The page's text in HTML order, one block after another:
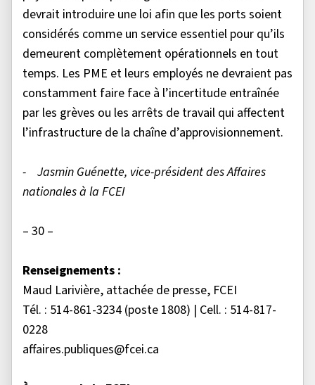
devrait introduire une loi afin que les ports soient
considérés comme un service essentiel pour qu’ils
demeurent complètement opérationnels en tout
temps. Les PME et leurs employés ne devraient pas
constamment faire face à l’incertitude entraînée
par les grèves ou les arrêts de travail qui affectent
l’infrastructure de la chaîne d’approvisionnement.
- Jasmin Guénette, vice-président des Affaires
nationales à la FCEI
– 30 –
Renseignements :
Maud Larivière, attachée de presse, FCEI
Tél. : 514-861-3234 (poste 1808) | Cell. : 514-817-
0228
affaires.publiques@fcei.ca